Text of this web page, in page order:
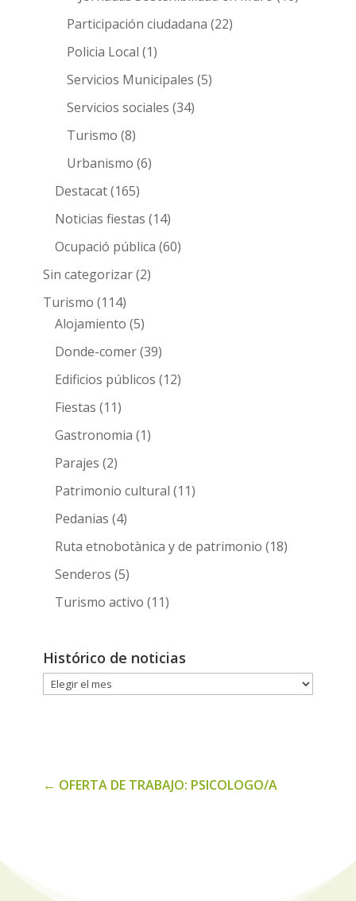
Participación ciudadana (22)
Policia Local (1)
Servicios Municipales (5)
Servicios sociales (34)
Turismo (8)
Urbanismo (6)
Destacat(165)
Noticias fiestas (14)
Ocupació pública (60)
Sin categorizar(2)
Turismo (114)
Alojamiento (5)
Donde-comer(39)
Edificios públicos (12)
Fiestas (11)
Gastronomia (1)
Parajes (2)
Patrimonio cultural (11)
Pedanias (4)
Ruta etnobotànica y de patrimonio (18)
Senderos (5)
Turismo activo (11)
Histórico de noticias
Histórico
← OFERTA DE TRABAJO: PSICOLOGO/A